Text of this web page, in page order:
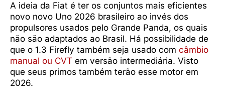
A ideia da Fiat é ter os conjuntos mais eficientes
novo novo Uno 2026 brasileiro ao invés dos
propulsores usados pelo Grande Panda, os quais
não são adaptados ao Brasil. Há possibilidade de
que o 1.3 Firefly também seja usado com câmbio
manual ou CVT em versão intermediária. Visto
que seus primos também terão esse motor em
2026.